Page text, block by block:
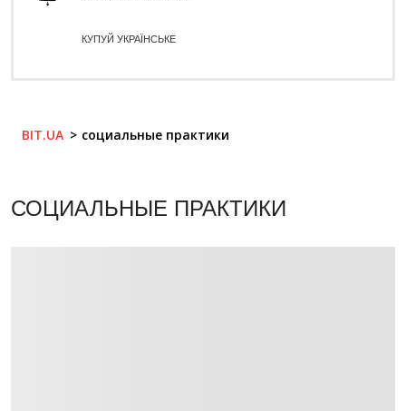
КУПУЙ УКРАЇНСЬКЕ
BIT.UA социальные практики
СОЦИАЛЬНЫЕ ПРАКТИКИ